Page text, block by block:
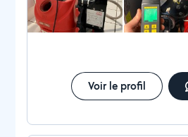
Voir le profil